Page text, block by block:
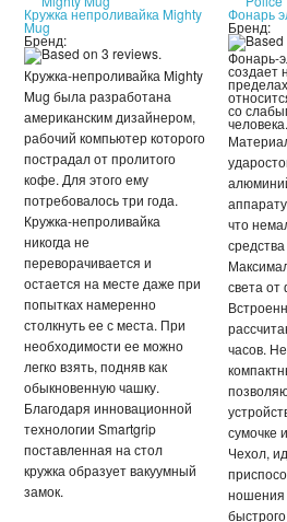
Кружка непроливайка Mighty
Mug
Бренд:
Кружка-непроливайка Mighty
Mug была разработана
американским дизайнером,
рабочий компьютер которого
пострадал от пролитого
кофе. Для этого ему
потребовалось три года.
Кружка-непроливайка
никогда не
переворачивается и
остается на месте даже при
попытках намеренно
столкнуть ее с места. При
необходимости ее можно
легко взять, подняв как
обыкновенную чашку.
Благодаря инновационной
технологии Smartgrip
поставленная на стол
кружка образует вакуумный
замок.
Фонарь
Бренд:
Фонарь-
создает
со
человека.
что
света
часов.
сумочке
Чехол,
ношения